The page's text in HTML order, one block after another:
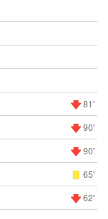
81'
90'
90'
65'
62'